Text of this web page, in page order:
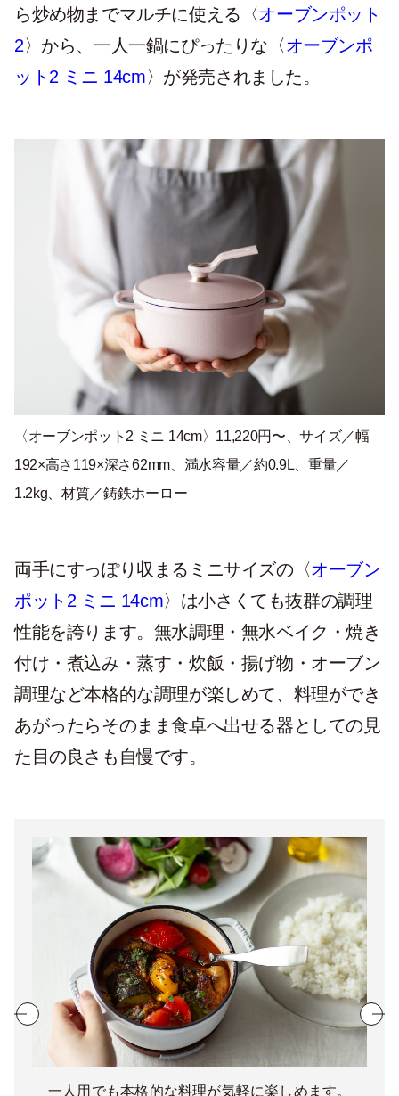
ら炒め物までマルチに使える〈オーブンポット
2〉から、一人一鍋にぴったりな〈オーブンポ
ット2 ミニ 14cm〉が発売されました。
〈オーブンポット2 ミニ 14cm〉 11,220円〜、サイズ／幅
192×高さ119×深さ62mm、満水容量／約0.9L、重量／
1.2kg、材質／鋳鉄ホーロー
両手にすっぽり収まるミニサイズの〈オーブン
ポット2 ミニ 14cm〉は小さくても抜群の調理
性能を誇ります。無水調理・無水ベイク・焼き
付け・煮込み・蒸す・炊飯・揚げ物・オーブン
調理など本格的な調理が楽しめて、料理ができ
あがったらそのまま食卓へ出せる器としての見
た目の良さも自慢です。
一人用でも本格的な料理が気軽に楽しめます。